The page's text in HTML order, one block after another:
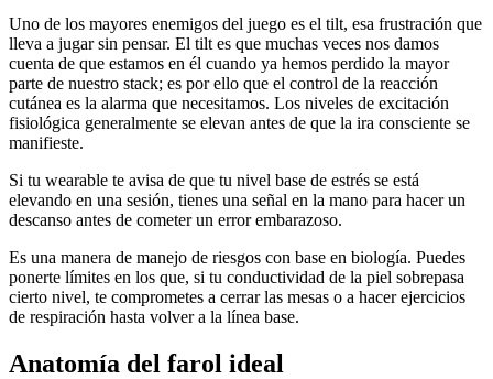
Uno de los mayores enemigos del juego es el tilt, esa frustración que
lleva a jugar sin pensar. El tilt es que muchas veces nos damos
cuenta de que estamos en él cuando ya hemos perdido la mayor
parte de nuestro stack; es por ello que el control de la reacción
cutánea es la alarma que necesitamos. Los niveles de excitación
fisiológica generalmente se elevan antes de que la ira consciente se
manifieste.
Si tu wearable te avisa de que tu nivel base de estrés se está
elevando en una sesión, tienes una señal en la mano para hacer un
descanso antes de cometer un error embarazoso.
Es una manera de manejo de riesgos con base en biología. Puedes
ponerte límites en los que, si tu conductividad de la piel sobrepasa
cierto nivel, te comprometes a cerrar las mesas o a hacer ejercicios
de respiración hasta volver a la línea base.
Anatomía del farol ideal